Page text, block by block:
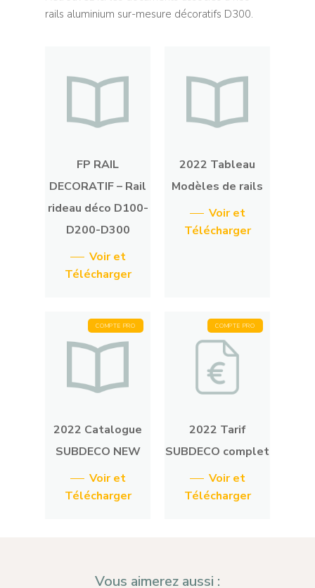
rails aluminium sur-mesure décoratifs D300.
FP RAIL
DECORATIF – Rail
rideau déco D100-
D200-D300
Voir et
Télécharger
2022 Tableau
Modèles de rails
Voir et
Télécharger
COMPTE PRO
2022 Catalogue
SUBDECO NEW
Voir et
Télécharger
COMPTE PRO
2022 Tarif
SUBDECO complet
Voir et
Télécharger
Vous aimerez aussi :